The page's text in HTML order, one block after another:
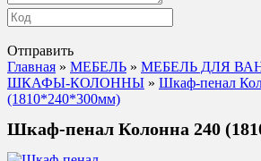
Отправить
Главная » МЕБЕЛЬ » МЕБЕЛЬ ДЛЯ
ШКАФЫ-КОЛОННЫ » Шкаф-пенал
(1810*240*300мм)
Шкаф-пенал Колонна 240